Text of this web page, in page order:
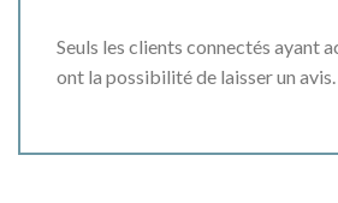
Seuls les clients connectés ayant
ont la possibilité de laisser un avis.